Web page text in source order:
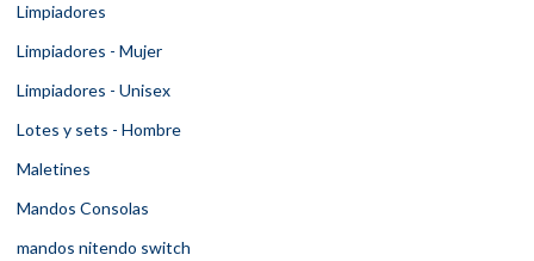
Limpiadores
Limpiadores - Mujer
Limpiadores - Unisex
Lotes y sets - Hombre
Maletines
Mandos Consolas
mandos nitendo switch